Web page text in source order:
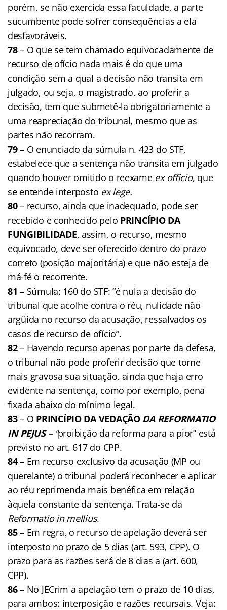
porém, se não exercida essa faculdade, a parte
sucumbente pode sofrer consequências a ela
desfavoráveis.
78– O que se tem chamado equivocadamente de
recurso de ofício nada mais é do que uma
condição sem a qual a decisão não transita em
julgado, ou seja, o magistrado, ao proferir a
decisão, tem que submetê-la obrigatoriamente a
uma reapreciação do tribunal, mesmo que as
partes não recorram.
79– O enunciado da súmula n. 423 do STF,
estabelece que a sentença não transita em julgado
quando houver omitido o reexame ex officio, que
se entende interposto ex lege.
80– recurso, ainda que inadequado, pode ser
recebido e conhecido pelo PRINCÍPIO DA
FUNGIBILIDADE, assim, o recurso, mesmo
equivocado, deve ser oferecido dentro do prazo
correto (posição majoritária) e que não esteja de
má-fé o recorrente.
81 – Súmula: 160 do STF: “é nula a decisão do
tribunal que acolhe contra o réu, nulidade não
argüida no recurso da acusação, ressalvados os
casos de recurso de ofício”.
82– Havendo recurso apenas por parte da defesa,
o tribunal não pode proferir decisão que torne
mais gravosa sua situação, ainda que haja erro
evidente na sentença, como por exemplo, pena
fixada abaixo do mínimo legal.
83– O PRINCÍPIO DA VEDAÇÃODA REFORMATIO
IN PEJUS– “proibição da reforma para a pior” está
previsto no art. 617 do CPP.
84– Em recurso exclusivo da acusação (MP ou
querelante) o tribunal poderá reconhecer e aplicar
ao réu reprimenda mais benéfica em relação
àquela constante da sentença. Trata-se da
Reformatio in mellius.
85– Em regra, o recurso de apelação deverá ser
interposto no prazo de 5 dias (art. 593, CPP). O
prazo para as razões será de 8 dias a (art. 600,
CPP).
86– No JECrim a apelação tem o prazo de 10 dias,
para ambos: interposição e razões recursais. Veja: